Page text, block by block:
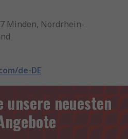
Minden, Nordrhein-
de-DE
unsere neuesten